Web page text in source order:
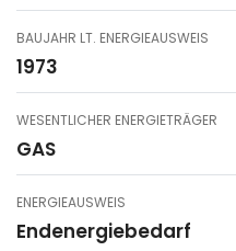
BAUJAHR LT. ENERGIEAUSWEIS
1973
WESENTLICHER ENERGIETRÄGER
GAS
ENERGIEAUSWEIS
Endenergiebedarf